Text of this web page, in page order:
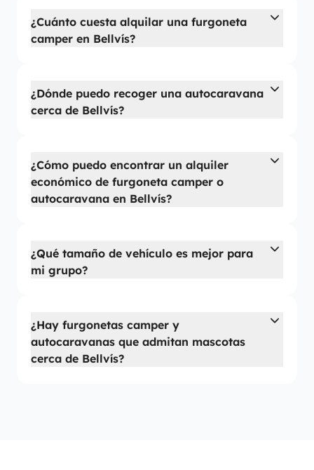
¿Cuánto cuesta alquilar una furgoneta
camper en Bellvís?
¿Dónde puedo recoger una autocaravana
cerca de Bellvís?
¿Cómo puedo encontrar un alquiler
económico de furgoneta camper o
autocaravana en Bellvís?
¿Qué tamaño de vehículo es mejor para
mi grupo?
¿Hay furgonetas camper y
autocaravanas que admitan mascotas
cerca de Bellvís?